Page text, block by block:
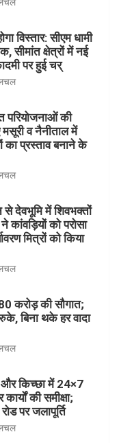
विस्तार: सीएम धामी
सीमांत क्षेत्रों में नई
पर हुई चर्
परियोजनाओं की
मसूरी व नैनीताल में
का प्रस्ताव बनाने के
से देवभूमि में शिवभक्तों
कांवड़ियों को परोसा
मित्रों को किया
करोड़ की सौगात;
बिना थके हर वादा
और किच्छा में 24×7
की समीक्षा;
पर जलापूर्ति